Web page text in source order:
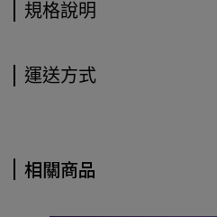
規格說明
運送方式
相關商品